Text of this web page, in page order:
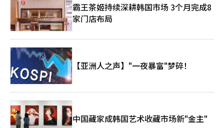
霸王茶姬持续深耕韩国市场 3个月完成8
家门店布局
【亚洲人之声】"一夜暴富"梦碎！
中国藏家成韩国艺术收藏市场新"金主"